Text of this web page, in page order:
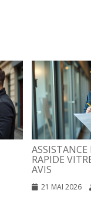
RAPIDE
AVIS
21 MAI 2026